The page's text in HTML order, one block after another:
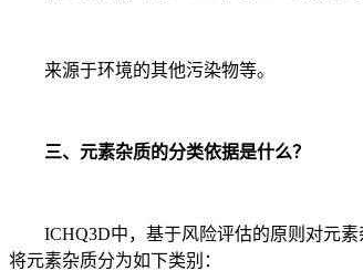
来源于环境的其他污染物等。
三、元素杂质的分类依据是什么？
ICHQ3D中，基于风险评估的原则对元素
将元素杂质分为如下类别：